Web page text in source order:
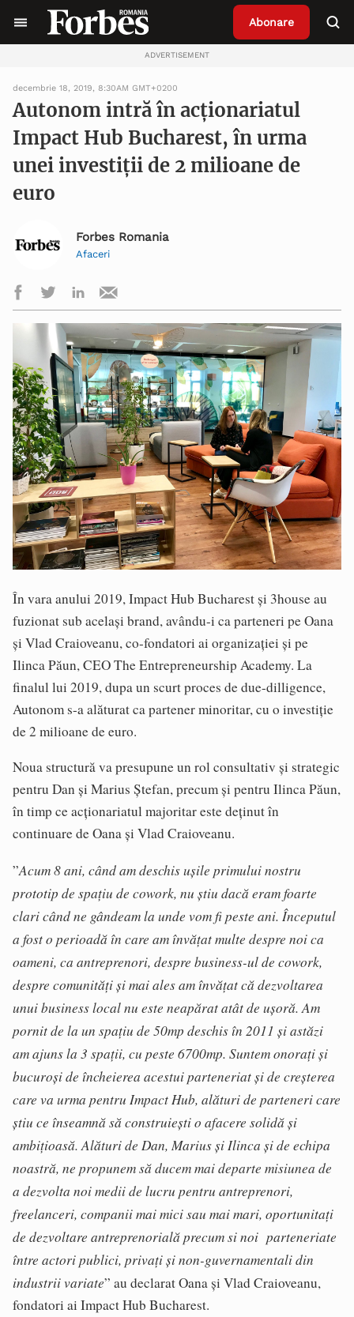
Abonare
ADVERTISEMENT
decembrie 18, 2019, 8:30AM GMT+0200
Autonom intră în acționariatul
Impact Hub Bucharest, în urma
unei investiții de 2 milioane de
euro
Forbes Romania
Afaceri
În vara anului 2019, Impact Hub Bucharest și 3house au
fuzionat sub același brand, avându-i ca parteneri pe Oana
și Vlad Craioveanu, co-fondatori ai organizației și pe
Ilinca Păun, CEO The Entrepreneurship Academy. La
finalul lui 2019, dupa un scurt proces de due-dilligence,
Autonom s-a alăturat ca partener minoritar, cu o investiție
de 2 milioane de euro.
Noua structură va presupune un rol consultativ și strategic
pentru Dan și Marius Ștefan, precum și pentru Ilinca Păun,
în timp ce acționariatul majoritar este deținut în
continuare de Oana și Vlad Craioveanu.
”Acum 8 ani, când am deschis ușile primului nostru
prototip de spațiu de cowork, nu știu dacă eram foarte
clari când ne gândeam la unde vom fi peste ani. Începutul
a fost o perioadă în care am învățat multe despre noi ca
oameni, ca antreprenori, despre business-ul de cowork,
despre comunități și mai ales am învățat că dezvoltarea
unui business local nu este neapărat atât de ușoră. Am
pornit de la un spațiu de 50mp deschis în 2011 și astăzi
am ajuns la 3 spații, cu peste 6700mp. Suntem onorați și
bucuroși de încheierea acestui parteneriat și de creșterea
care va urma pentru Impact Hub, alături de parteneri care
știu ce înseamnă să construiești o afacere solidă și
ambițioasă. Alături de Dan, Marius și Ilinca și de echipa
noastră, ne propunem să ducem mai departe misiunea de
a dezvolta noi medii de lucru pentru antreprenori,
freelanceri, companii mai mici sau mai mari, oportunitați
de dezvoltare antreprenorială precum si noi parteneriate
între actori publici, privați și non-guvernamentali din
industrii variate” au declarat Oana și Vlad Craioveanu,
fondatori ai Impact Hub Bucharest.